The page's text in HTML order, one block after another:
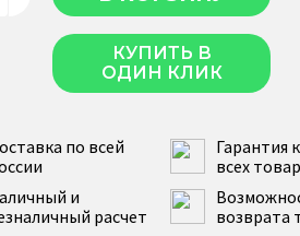
КУПИТЬ В
ОДИН КЛИК
по всей
Гарантия
всех
и
расчет
возврата